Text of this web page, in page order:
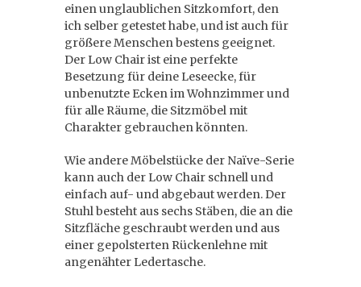
einen unglaublichen Sitzkomfort, den
ich selber getestet habe, und ist auch für
größere Menschen bestens geeignet.
Der Low Chair ist eine perfekte
Besetzung für deine Leseecke, für
unbenutzte Ecken im Wohnzimmer und
für alle Räume, die Sitzmöbel mit
Charakter gebrauchen könnten.
Wie andere Möbelstücke der Naïve-Serie
kann auch der Low Chair schnell und
einfach auf- und abgebaut werden. Der
Stuhl besteht aus sechs Stäben, die an die
Sitzfläche geschraubt werden und aus
einer gepolsterten Rückenlehne mit
angenähter Ledertasche.